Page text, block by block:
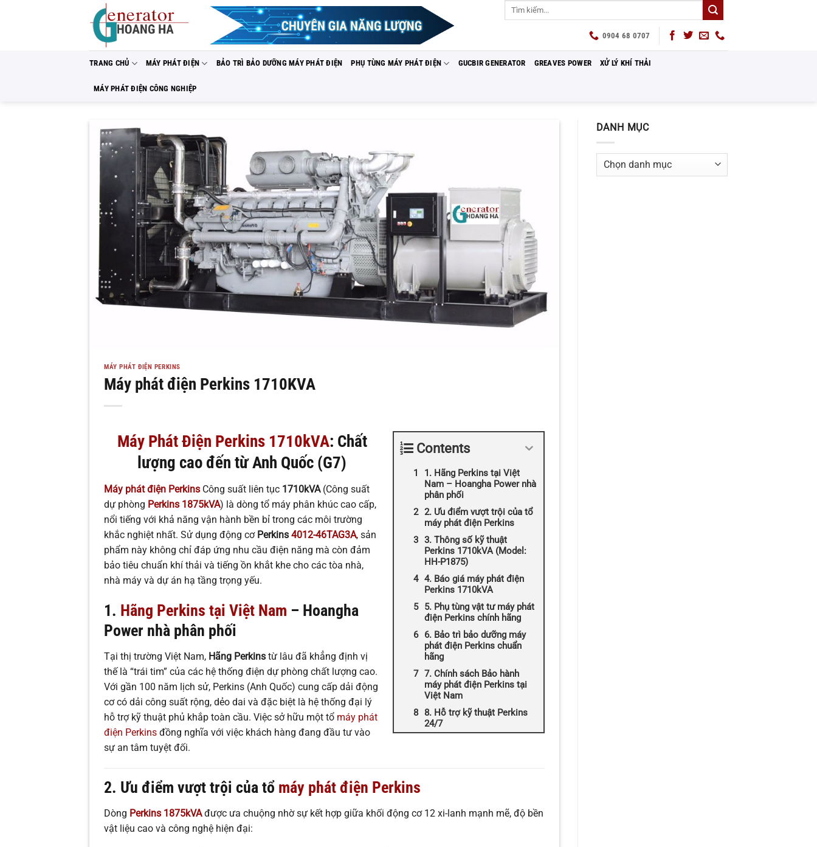
Tìm
0904 68 0707
TRANG CHỦ MÁY PHÁT ĐIỆN BẢO TRÌ BẢO DƯỠNG MÁY PHÁT ĐIỆN PHỤ TÙNG MÁY PHÁT ĐIỆN GUCBIR GENERATOR GREAVES POWER XỬ LÝ KHÍ THẢI
MÁY PHÁT ĐIỆN CÔNG NGHIỆP
MÁY PHÁT ĐIỆN PERKINS
Máy phát điện Perkins 1710KVA
Contents
1. Hãng Perkins tại Việt
Nam – Hoangha Power nhà
phân phối
2. Ưu điểm vượt trội của tổ
máy phát điện Perkins
3. Thông số kỹ thuật
Perkins 1710kVA (Model:
HH-P1875)
4. Báo giá máy phát điện
Perkins 1710kVA
5. Phụ tùng vật tư máy phát
điện Perkins chính hãng
6. Bảo trì bảo dưỡng máy
phát điện Perkins chuẩn
hãng
7. Chính sách Bảo hành
máy phát điện Perkins tại
Việt Nam
8. Hỗ trợ kỹ thuật Perkins
24/7
Máy Phát Điện Perkins 1710kVA: Chất
lượng cao đến từ Anh Quốc (G7)
Máy phát điện Perkins Công suất liên tục 1710kVA(Công suất
dự phòng Perkins 1875kVA) là dòng tổ máy phân khúc cao cấp,
nổi tiếng với khả năng vận hành bền bỉ trong các môi trường
khắc nghiệt nhất. Sử dụng động cơ Perkins 4012-46TAG3A, sản
phẩm này không chỉ đáp ứng nhu cầu điện năng mà còn đảm
bảo tiêu chuẩn khí thải và tiếng ồn khắt khe cho các tòa nhà,
nhà máy và dự án hạ tầng trọng yếu.
1. Hãng Perkins tại Việt Nam – Hoangha
Power nhà phân phối
Tại thị trường Việt Nam, Hãng Perkins từ lâu đã khẳng định vị
thế là “trái tim” của các hệ thống điện dự phòng chất lượng cao.
Với gần 100 năm lịch sử, Perkins (Anh Quốc) cung cấp dải động
cơ có dải công suất rộng, dẻo dai và đặc biệt là hệ thống đại lý
hỗ trợ kỹ thuật phủ khắp toàn cầu. Việc sở hữu một tổ máy phát
điện Perkins đồng nghĩa với việc khách hàng đang đầu tư vào
sự an tâm tuyệt đối.
2. Ưu điểm vượt trội của tổ máy phát điện Perkins
Dòng Perkins 1875kVAđược ưa chuộng nhờ sự kết hợp giữa khối động cơ 12 xi-lanh mạnh mẽ, độ bền
vật liệu cao và công nghệ hiện đại:
DANH MỤC
Danh
mục